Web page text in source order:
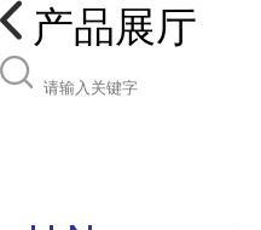
产品展厅